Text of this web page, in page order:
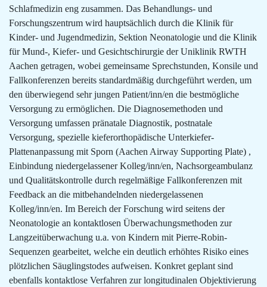
Schlafmedizin eng zusammen. Das Behandlungs- und
Forschungszentrum wird hauptsächlich durch die Klinik für
Kinder- und Jugendmedizin, Sektion Neonatologie und die Klinik
für Mund-, Kiefer- und Gesichtschirurgie der Uniklinik RWTH
Aachen getragen, wobei gemeinsame Sprechstunden, Konsile und
Fallkonferenzen bereits standardmäßig durchgeführt werden, um
den überwiegend sehr jungen Patient/inn/en die bestmögliche
Versorgung zu ermöglichen. Die Diagnosemethoden und
Versorgung umfassen pränatale Diagnostik, postnatale
Versorgung, spezielle kieferorthopädische Unterkiefer-
Plattenanpassung mit Sporn (Aachen Airway Supporting Plate) ,
Einbindung niedergelassener Kolleg/inn/en, Nachsorgeambulanz
und Qualitätskontrolle durch regelmäßige Fallkonferenzen mit
Feedback an die mitbehandelnden niedergelassenen
Kolleg/inn/en. Im Bereich der Forschung wird seitens der
Neonatologie an kontaktlosen Überwachungsmethoden zur
Langzeitüberwachung u.a. von Kindern mit Pierre-Robin-
Sequenzen gearbeitet, welche ein deutlich erhöhtes Risiko eines
plötzlichen Säuglingstodes aufweisen. Konkret geplant sind
ebenfalls kontaktlose Verfahren zur longitudinalen Objektivierung